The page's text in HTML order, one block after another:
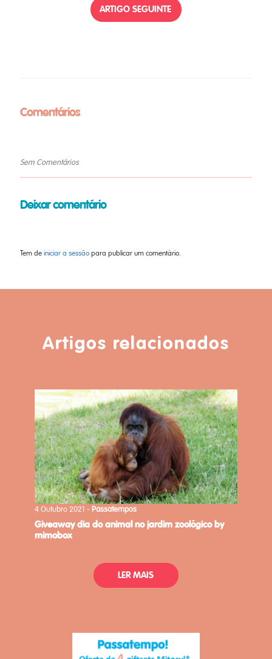
ARTIGO SEGUINTE
Comentários
Sem Comentários
Deixar comentário
Tem de iniciar a sessão para publicar um comentário.
Artigos relacionados
4 Outubro 2021 -Passatempos
giveaway dia do animal no jardim zoológico by
mimobox
LER MAIS